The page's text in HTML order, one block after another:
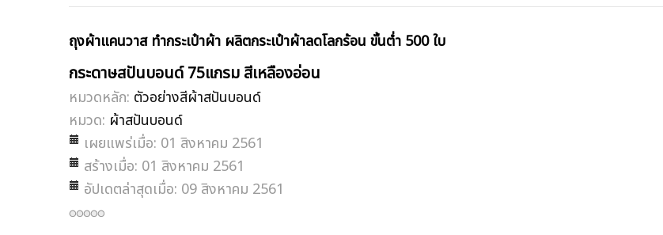
ถุงผ้าแคนวาส ทำกระเป๋าผ้า ผลิตกระเป๋าผ้าลดโลกร้อน ขั้นต่ำ 500 ใบ
กระดาษสปันบอนด์ 75แกรม สีเหลืองอ่อน
หมวดหลัก: ตัวอย่างสีผ้าสปันบอนด์
หมวด: ผ้าสปันบอนด์
เผยแพร่เมื่อ: 01 สิงหาคม 2561
สร้างเมื่อ: 01 สิงหาคม 2561
อัปเดตล่าสุดเมื่อ: 09 สิงหาคม 2561